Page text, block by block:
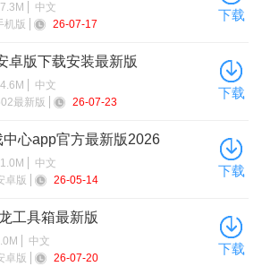
中文
机版
26-07-17
下载
卓版下载安装最新版
中文
最新版
26-07-23
下载
心app官方最新版2026
中文
卓版
26-05-14
下载
工具箱最新版
中文
卓版
26-07-20
下载